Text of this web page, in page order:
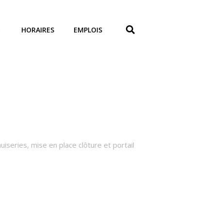
HORAIRES EMPLOIS
mise en place clôture et portail